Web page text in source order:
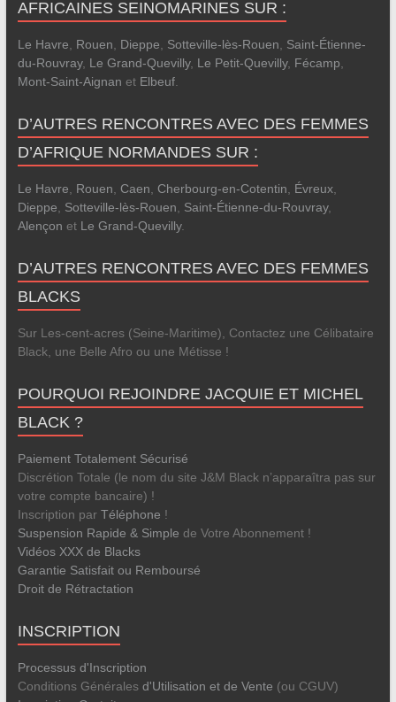
AFRICAINES SEINOMARINES SUR :
Le Havre, Rouen, Dieppe, Sotteville-lès-Rouen, Saint-Étienne-
du-Rouvray, Le Grand-Quevilly, Le Petit-Quevilly, Fécamp,
Mont-Saint-Aignan et Elbeuf.
D’AUTRES RENCONTRES AVEC DES FEMMES
D’AFRIQUE NORMANDES SUR :
Le Havre, Rouen, Caen, Cherbourg-en-Cotentin, Évreux,
Dieppe, Sotteville-lès-Rouen, Saint-Étienne-du-Rouvray,
Alençon et Le Grand-Quevilly.
D’AUTRES RENCONTRES AVEC DES FEMMES
BLACKS
Sur Les-cent-acres (Seine-Maritime), Contactez une Célibataire
Black, une Belle Afro ou une Métisse !
POURQUOI REJOINDRE JACQUIE ET MICHEL
BLACK ?
Paiement Totalement Sécurisé
Discrétion Totale (le nom du site J&M Black n’apparaîtra pas sur
votre compte bancaire) !
Inscription par Téléphone !
Suspension Rapide & Simple de Votre Abonnement !
Vidéos XXX de Blacks
Garantie Satisfait ou Remboursé
Droit de Rétractation
INSCRIPTION
Processus d'Inscription
Conditions Générales d'Utilisation et de Vente (ou CGUV)